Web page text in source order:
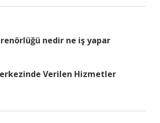
nedir ne iş yapar
Verilen Hizmetler